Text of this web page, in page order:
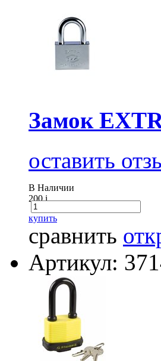
Замок
оставить
В Наличии
200i
купить
сравнить
Артикул: